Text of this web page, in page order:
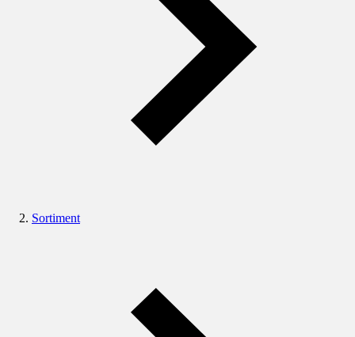
Sortiment